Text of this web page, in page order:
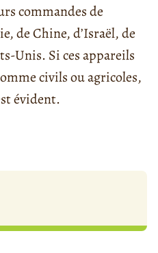
commandes de
de Chine, d’Israël, de
Unis. Si ces appareils
civils ou agricoles,
évident.